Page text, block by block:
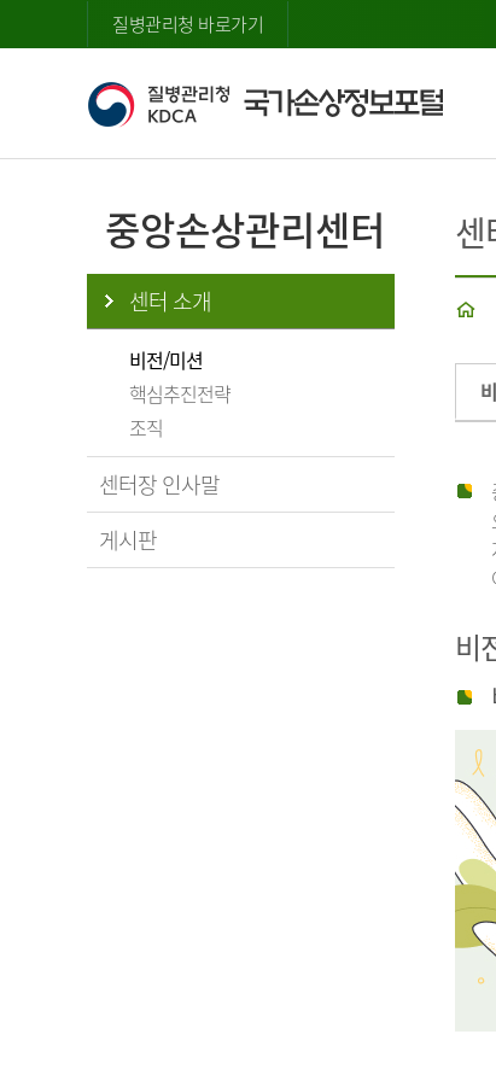
질병관리청 바로가기
중앙손상관리센터
센터 소개
비전/미션
핵심추진전략
조직
센터장 인사말
게시판
센
비